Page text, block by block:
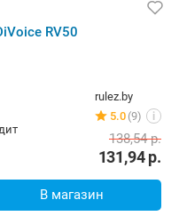
RV50
rulez.by
5.0 (9) i
131,94р.
138,54р.
В магазин